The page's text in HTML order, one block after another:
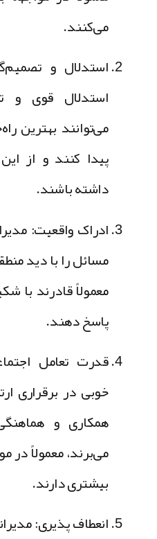
می‌کنند.
استدلال و
استدلال قوی و
می‌توانند بهترین
پیدا کنند و از این
داشته باشند.
ادراک واقعیت:
مسائل را با دید
معمولاً قادرند با
پاسخ دهند.
قدرت تعامل اجتماعی
خوبی در برقراری
همکاری و
می‌برند، معمولاً در
بیشتری دارند.
انعطاف پذیری: